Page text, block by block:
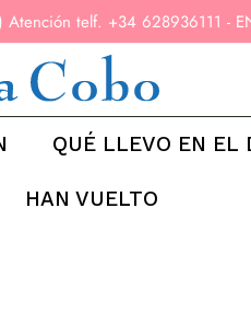
telf. +34 628936111 -
QUÉ LLEVO EN EL
HAN VUELTO